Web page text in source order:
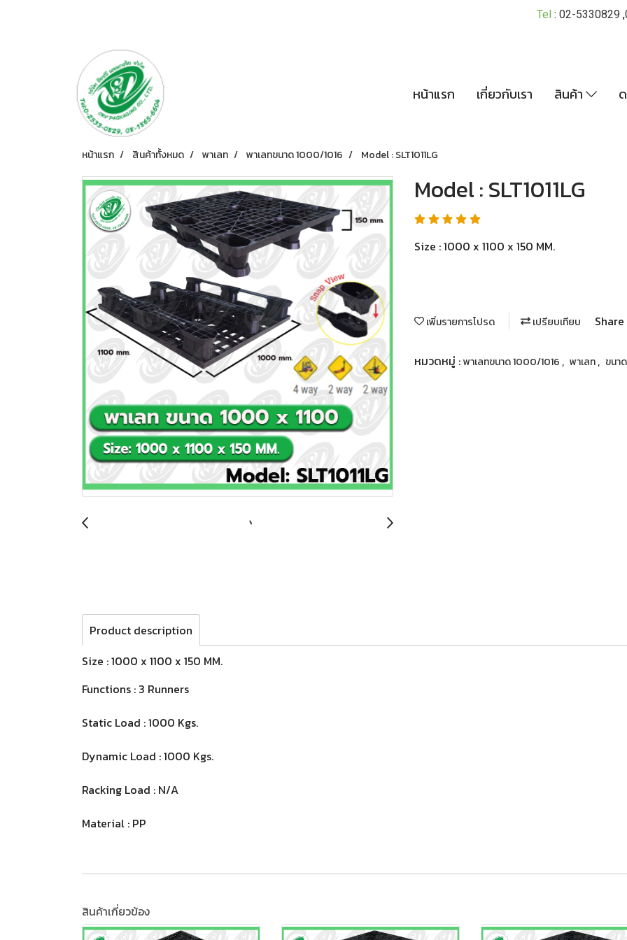
Tel : 02-5330829 ,
หน้าแรก เกี่ยวกับเรา สินค้า
หน้าแรก สินค้าทั้งหมด พาเลท พาเลทขนาด 1000/1016 Model : SLT1011LG
Model : SLT1011LG
Size : 1000 x 1100 x 150 MM.
เพิ่มรายการโปรด เปรียบเทียบ Share
หมวดหมู่ :พาเลทขนาด 1000/1016 , พาเลท, ขนา
Product description
Size : 1000 x 1100 x 150 MM.
Functions : 3 Runners
Static Load : 1000 Kgs.
Dynamic Load : 1000 Kgs.
Racking Load : N/A
Material : PP
สินค้าเกี่ยวข้อง